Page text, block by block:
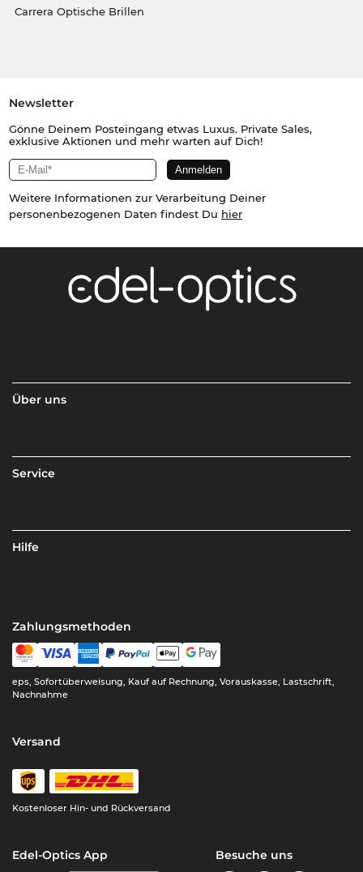
Carrera Optische Brillen
Newsletter
Gönne Deinem Posteingang etwas Luxus. Private Sales,
exklusive Aktionen und mehr warten auf Dich!
Weitere Informationen zur Verarbeitung Deiner
personenbezogenen Daten findest Du hier
Über uns
Service
Hilfe
Zahlungsmethoden
eps, Sofortüberweisung, Kauf auf Rechnung, Vorauskasse, Lastschrift,
Nachnahme
Versand
Kostenloser Hin- und Rückversand
Edel-Optics App Besuche uns